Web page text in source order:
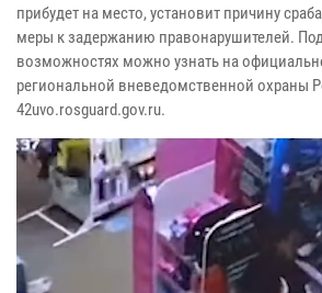
прибудет на место, установит причину
меры к задержанию правонарушителей.
возможностях можно узнать на
региональной вневедомственной охраны
42uvo.rosguard.gov.ru.